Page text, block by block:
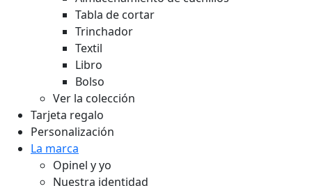
Tabla de cortar
Trinchador
Textil
Libro
Bolso
Ver la colección
Tarjeta regalo
Personalización
La marca
Opinel y yo
Nuestra identidad